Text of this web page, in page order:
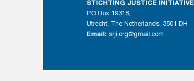
STICHTING JUSTICE INITIATIVE
P.O Box 19318,
Utrecht, The Netherlands, 3501 DH
Email: srji.org@gmail.com